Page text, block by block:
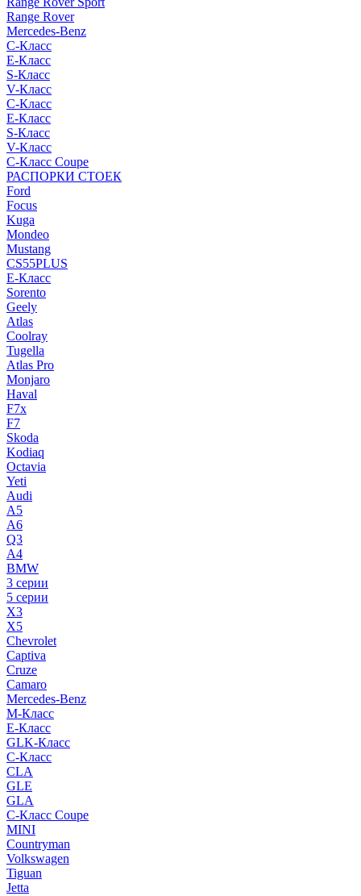
Range Rover
Mercedes-Benz
C-Класс
E-Класс
S-Класс
V-Класс
C-Класс
E-Класс
S-Класс
V-Класс
C-Класс Coupe
РАСПОРКИ СТОЕК
Ford
Focus
Kuga
Mondeo
Mustang
CS55PLUS
E-Класс
Sorento
Geely
Atlas
Coolray
Tugella
Atlas Pro
Monjaro
Haval
F7x
F7
Skoda
Kodiaq
Octavia
Yeti
Audi
A5
A6
Q3
A4
BMW
3 серии
5 серии
X3
X5
Chevrolet
Captiva
Cruze
Camaro
Mercedes-Benz
M-Класс
E-Класс
GLK-Класс
C-Класс
CLA
GLE
GLA
C-Класс Coupe
MINI
Countryman
Volkswagen
Tiguan
Jetta